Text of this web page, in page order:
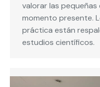
valorar las
momento presente.
práctica están
estudios científicos.